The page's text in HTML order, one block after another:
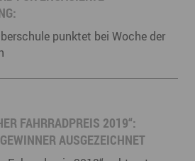
punktet bei Woche der
FAHRRADPREIS 2019“:
AUSGEZEICHNET